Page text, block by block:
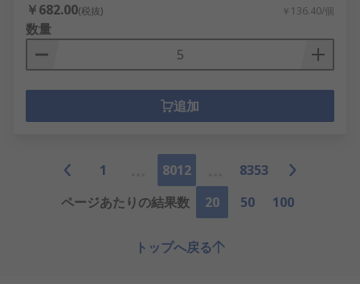
￥682.00(税抜) ￥136.40/個
数量
追加
1 8012
8353
ページあたりの結果数
20 50 100
トップへ戻る